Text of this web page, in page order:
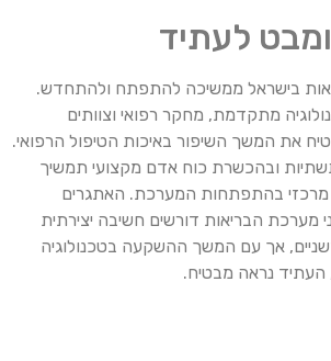
לעתיד
בישראל ממשיכה להתפתח ולהתחדש.
מתקדמת, מחקר רפואי וצוותים
את המשך השיפור באיכות הטיפול הרפואי.
ובהכשרת כוח אדם מקצועי תמשיך
מרכזי בהתפתחות המערכת. האתגרים
מערכת הבריאות דורשים חשיבה יצירתית
אך עם המשך ההשקעה בטכנולוגיה
העתיד נראה מבטיח.